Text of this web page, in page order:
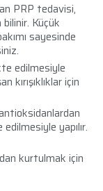
PRP tedavisi,
Küçük
sayesinde
edilmesiyle
kırışıklıklar için
yapılır.
kurtulmak için